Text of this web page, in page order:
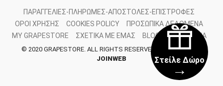
Στείλε Δώρο
→
ΠΑΡΑΓΓΕΛΊΕΣ-ΠΛΗΡΩΜΈΣ-ΑΠΟΣΤΟΛΈΣ-ΕΠΙΣΤΡΟΦΈΣ
ΌΡΟΙ ΧΡΉΣΗΣ
COOKIES POLICY
ΠΡΟΣΩΠΙΚΆ ΔΕΔΟΜΈΝΑ
MY GRAPESTORE
ΣΧΕΤΙΚΆ ΜΕ ΕΜΆΣ BLOG ΕΠΙΚΟΙΝΩΝΊΑ
© 2020 GRAPESTORE. ALL RIGHTS RESERVED. DEVELOPED BY
JOINWEB